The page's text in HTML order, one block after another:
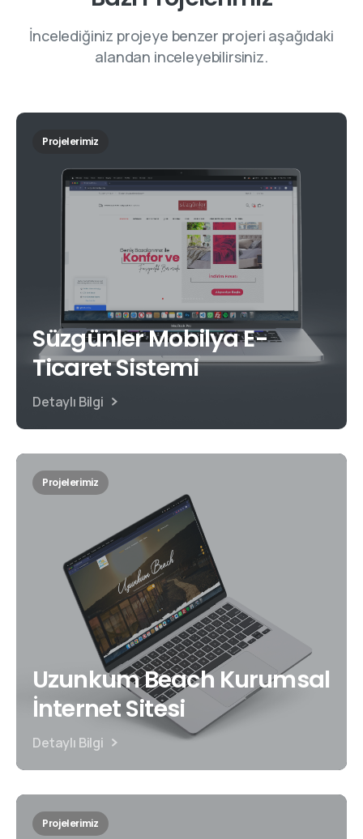
İncelediğiniz projeye benzer projeri aşağıdaki
alandan inceleyebilirsiniz.
Projelerimiz
Süzgünler Mobilya E-
Ticaret Sistemi
Detaylı Bilgi
Projelerimiz
Uzunkum Beach Kurumsal
İnternet Sitesi
Detaylı Bilgi
Projelerimiz